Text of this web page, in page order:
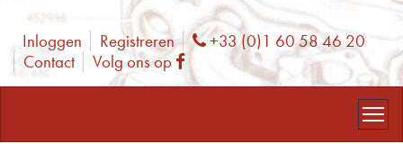
Inloggen Registreren Phone
+33 (0)1 60 58 46 20
Contact
Volg ons op Facebook